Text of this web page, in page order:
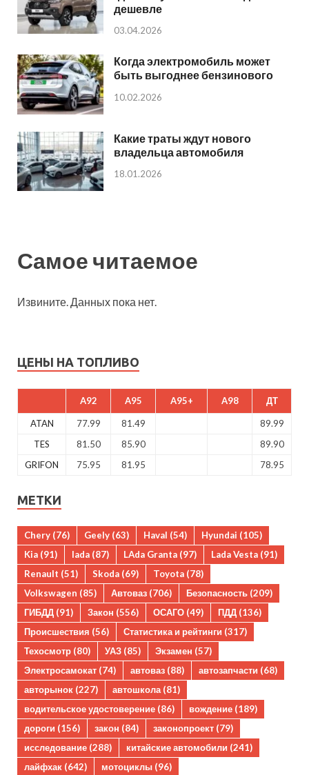
дешевле
03.04.2026
Когда электромобиль может
быть выгоднее бензинового
10.02.2026
Какие траты ждут нового
владельца автомобиля
18.01.2026
Самое читаемое
Извините. Данных пока нет.
ЦЕНЫ НА ТОПЛИВО
A92 A95 A95+ A98 ДТ
ATAN 77.99 81.49
89.99
TES
81.50 85.90
89.90
GRIFON
75.95 81.95 78.95
МЕТКИ
Chery (76) Geely (63) Haval (54) Hyundai (105)
Kia (91) lada (87) LAda Granta (97) Lada Vesta (91)
Renault (51) Skoda (69) Toyota (78)
Volkswagen (85) Автоваз (706) Безопасность (209)
ГИБДД (91) Закон (556) ОСАГО (49) ПДД (136)
Происшествия (56) Статистика и рейтинги (317)
Техосмотр (80) УАЗ (85) Экзамен (57)
Электросамокат (74) автоваз (88) автозапчасти (68)
авторынок (227) автошкола(81)
водительское удостоверение (86) вождение (189)
дороги (156) закон (84) законопроект (79)
исследование (288) китайские автомобили (241)
лайфхак (642) мотоциклы (96)